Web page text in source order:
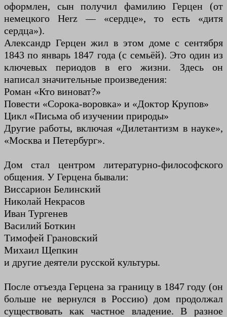
оформлен, сын получил фамилию Герцен (от
немецкого Herz — «сердце», то есть «дитя
сердца»).
Александр Герцен жил в этом доме с сентября
1843 по январь 1847 года (с семьёй). Это один из
ключевых периодов в его жизни. Здесь он
написал значительные произведения:
Роман «Кто виноват?»
Повести «Сорока-воровка» и «Доктор Крупов»
Цикл «Письма об изучении природы»
Другие работы, включая «Дилетантизм в науке»,
«Москва и Петербург».
Дом стал центром литературно-философского
общения. У Герцена бывали:
Виссарион Белинский
Николай Некрасов
Иван Тургенев
Василий Боткин
Тимофей Грановский
Михаил Щепкин
и другие деятели русской культуры.
После отъезда Герцена за границу в 1847 году (он
больше не вернулся в Россию) дом продолжал
существовать как частное владение. В разное